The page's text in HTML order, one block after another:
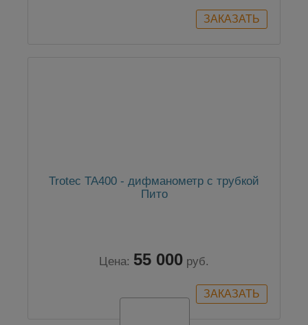
Trotec TA400 - дифманометр с трубкой
Пито
Цена: 55 000 руб.